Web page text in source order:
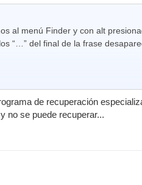
al menú Finder y con alt
“…” del final de la frase
de recuperación
no se puede recuperar...